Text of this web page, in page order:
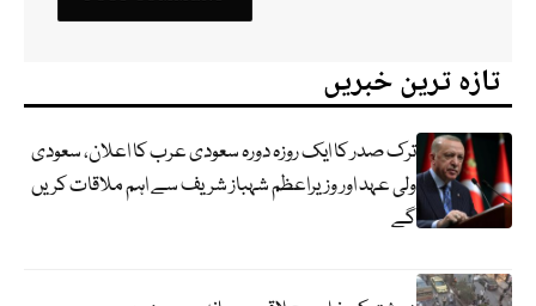
تازہ ترین خبریں
ترک صدر کا ایک روزہ دورہ سعودی عرب کا اعلان، سعودی
ولی عہد اور وزیراعظم شہباز شریف سے اہم ملاقات کریں
گے